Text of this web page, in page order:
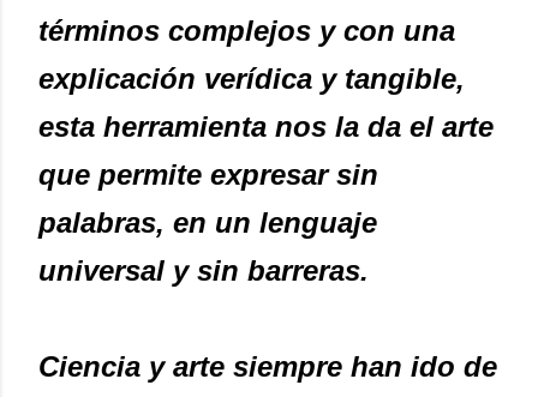
términos complejos y con una
explicación verídica y tangible,
esta herramienta nos la da el arte
que permite expresar sin
palabras, en un lenguaje
universal y sin barreras.
Ciencia y arte siempre han ido de